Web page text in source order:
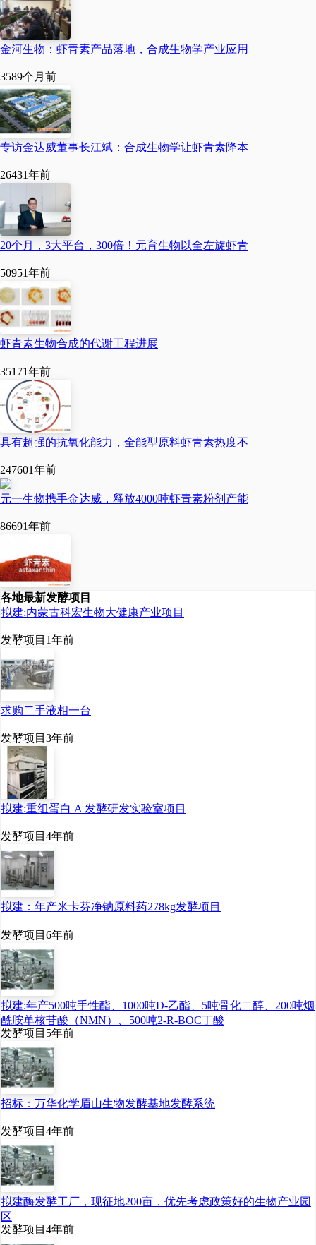
金河生物：虾青素产品落地，合成生物学产业应用
3589个月前
专访金达威董事长江斌：合成生物学让虾青素降本
26431年前
20个月，3大平台，300倍！元育生物以全左旋虾青
50951年前
虾青素生物合成的代谢工程进展
35171年前
具有超强的抗氧化能力，全能型原料虾青素热度不
247601年前
元一生物携手金达威，释放4000吨虾青素粉剂产能
86691年前
各地最新发酵项目
拟建:内蒙古科宏生物大健康产业项目
发酵项目 1年前
求购二手液相一台
发酵项目 3年前
拟建:重组蛋白 A 发酵研发实验室项目
发酵项目 4年前
拟建：年产米卡芬净钠原料药278kg发酵项目
发酵项目 6年前
拟建:年产500吨手性酯、1000吨D-乙酯、5吨骨化二醇、200吨烟
酰胺单核苷酸（NMN）、500吨2-R-BOC丁酸
发酵项目 5年前
招标：万华化学眉山生物发酵基地发酵系统
发酵项目 4年前
拟建酶发酵工厂，现征地200亩，优先考虑政策好的生物产业园
区
发酵项目 4年前